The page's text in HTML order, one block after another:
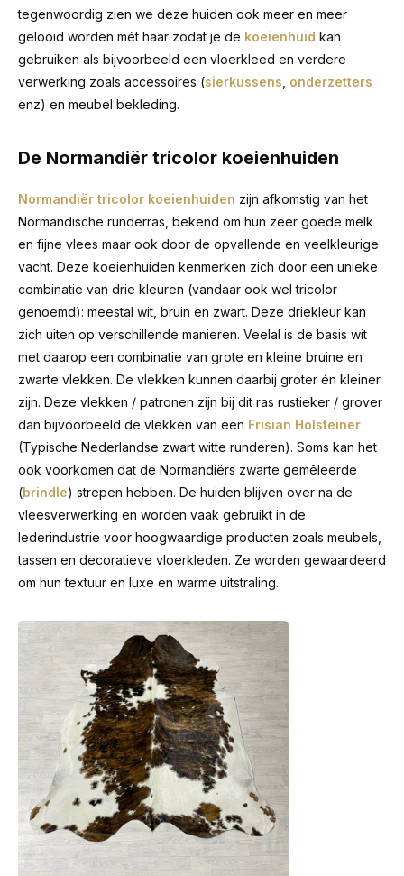
tegenwoordig zien we deze huiden ook meer en meer
gelooid worden mét haar zodat je de koeienhuid kan
gebruiken als bijvoorbeeld een vloerkleed en verdere
verwerking zoals accessoires (sierkussens onderzetters
enz) en meubel bekleding.
De Normandiër tricolor koeienhuiden
Normandiër tricolor koeienhuiden zijn afkomstig van het
Normandische runderras, bekend om hun zeer goede melk
en fijne vlees maar ook door de opvallende en veelkleurige
vacht. Deze koeienhuiden kenmerken zich door een unieke
combinatie van drie kleuren (vandaar ook wel tricolor
genoemd): meestal wit, bruin en zwart. Deze driekleur kan
zich uiten op verschillende manieren. Veelal is de basis wit
met daarop een combinatie van grote en kleine bruine en
zwarte vlekken. De vlekken kunnen daarbij groter én kleiner
zijn. Deze vlekken / patronen zijn bij dit ras rustieker / grover
dan bijvoorbeeld de vlekken van een Frisian Holsteiner
(Typische Nederlandse zwart witte runderen). Soms kan het
ook voorkomen dat de Normandiërs zwarte gemêleerde
(brindle) strepen hebben. De huiden blijven over na de
vleesverwerking en worden vaak gebruikt in de
lederindustrie voor hoogwaardige producten zoals meubels,
tassen en decoratieve vloerkleden. Ze worden gewaardeerd
om hun textuur en luxe en warme uitstraling.